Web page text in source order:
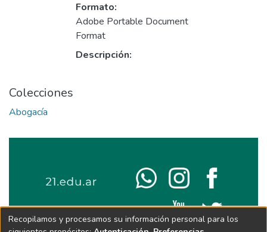
Formato:
Adobe Portable Document
Format
Descripción:
Colecciones
Abogacía
Recopilamos y procesamos su información personal para los